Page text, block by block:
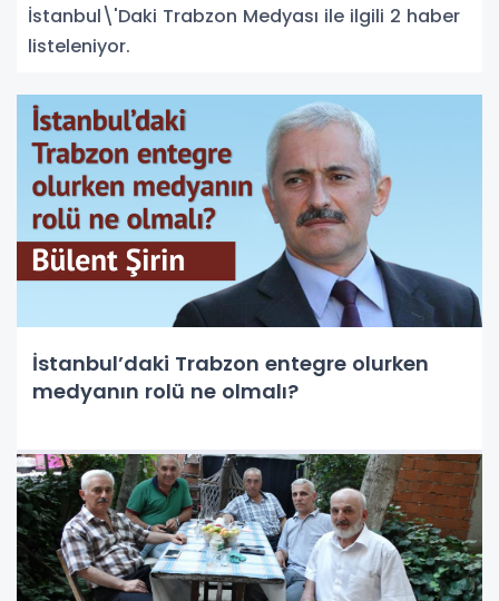
İstanbul\'Daki Trabzon Medyası ile ilgili 2 haber
listeleniyor.
İstanbul’daki Trabzon entegre olurken
medyanın rolü ne olmalı?